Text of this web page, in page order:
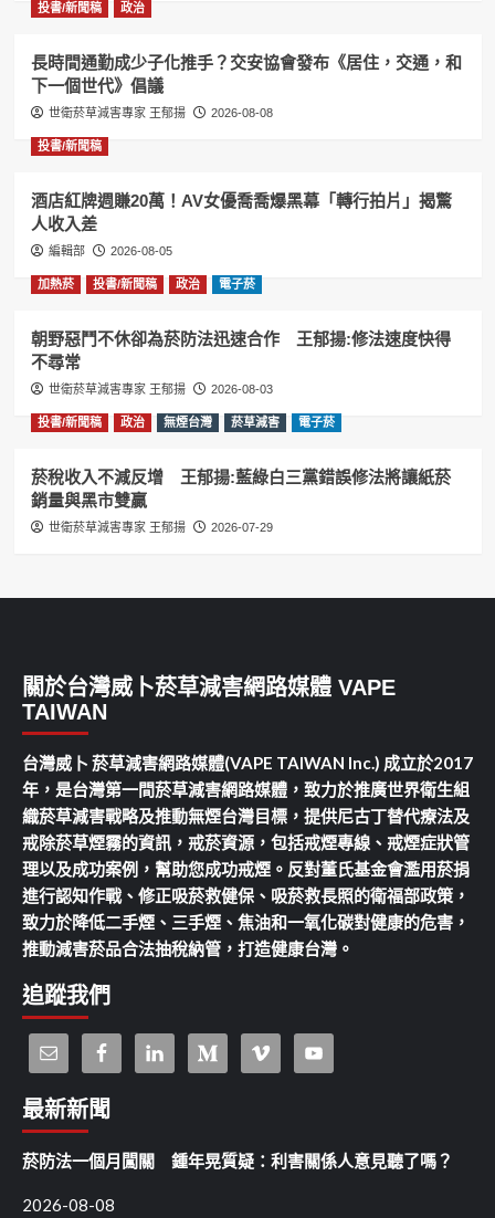
投書/新聞稿 政治
長時間通勤成少子化推手？交安協會發布《居住，交通，和
下一個世代》倡議
世衛菸草減害專家 王郁揚 2026-08-08
投書/新聞稿
酒店紅牌週賺20萬！AV女優喬喬爆黑幕「轉行拍片」揭驚
人收入差
編輯部 2026-08-05
加熱菸 投書/新聞稿 政治 電子菸
朝野惡鬥不休卻為菸防法迅速合作 王郁揚:修法速度快得
不尋常
世衛菸草減害專家 王郁揚 2026-08-03
投書/新聞稿 政治 無煙台灣 菸草減害 電子菸
菸稅收入不減反增 王郁揚:藍綠白三黨錯誤修法將讓紙菸
銷量與黑市雙贏
世衛菸草減害專家 王郁揚 2026-07-29
關於台灣威卜菸草減害網路媒體 VAPE
TAIWAN
台灣威卜 菸草減害網路媒體(VAPE TAIWAN Inc.) 成立於2017
年，是台灣第一間菸草減害網路媒體，致力於推廣世界衛生組
織菸草減害戰略及推動無煙台灣目標，提供尼古丁替代療法及
戒除菸草煙霧的資訊，戒菸資源，包括戒煙專線、戒煙症狀管
理以及成功案例，幫助您成功戒煙。反對董氏基金會濫用菸捐
進行認知作戰、修正吸菸救健保、吸菸救長照的衛福部政策，
致力於降低二手煙、三手煙、焦油和一氧化碳對健康的危害，
推動減害菸品合法抽稅納管，打造健康台灣。
追蹤我們
最新新聞
菸防法一個月闖關 鍾年晃質疑：利害關係人意見聽了嗎？
2026-08-08